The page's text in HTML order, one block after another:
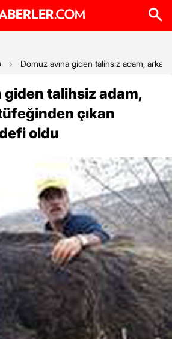
Domuz avına giden talihsiz adam,
giden talihsiz adam,
çıkan
oldu